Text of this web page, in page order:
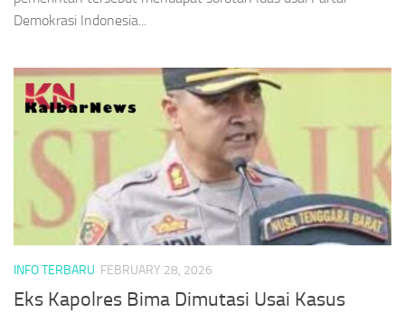
Demokrasi Indonesia...
INFO TERBARU FEBRUARY 28, 2026
Eks Kapolres Bima Dimutasi Usai Kasus